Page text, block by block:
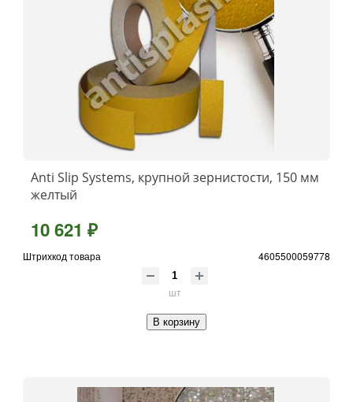
Anti Slip Systems, крупной зернистости, 150 мм
желтый
10 621 ₽
Штрихкод товара 4605500059778
шт
В корзину